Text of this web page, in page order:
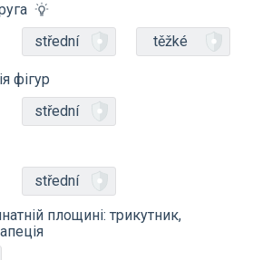
střední
těžké
фігур
střední
střední
площині: трикутник,